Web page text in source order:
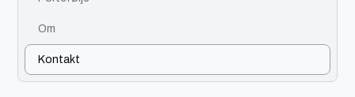
Om
Kontakt